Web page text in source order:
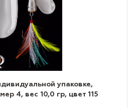
упаковке,
4, вес 10,0 гр, цвет 115